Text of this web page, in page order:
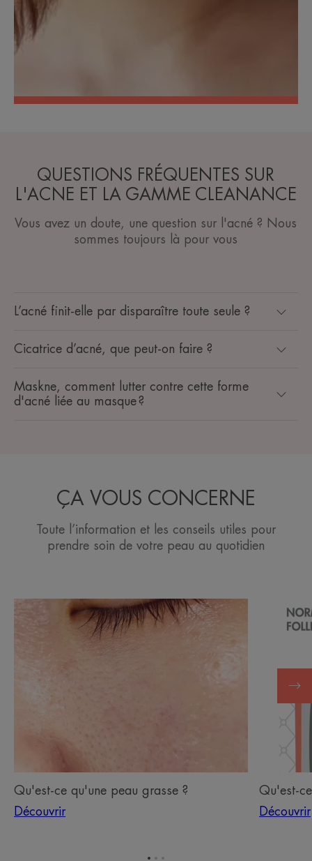
QUESTIONS FRÉQUENTES SUR
L'ACNE ET LA GAMME CLEANANCE
Vous avez un doute, une question sur l'acné ? Nous
sommes toujours là pour vous
L’acné finit-elle par disparaître toute seule ?
Cicatrice d’acné, que peut-on faire ?
Maskne, comment lutter contre cette forme
d'acné liée au masque ?
ÇA VOUS CONCERNE
Toute l’information et les conseils utiles pour
prendre soin de votre peau au quotidien
Qu'est-ce qu'une peau grasse ?
Découvrir
Découvrir
Qu'est-
peau
Qu'est-
Découvrir